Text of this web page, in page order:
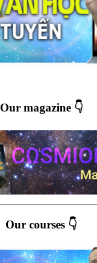
Our magazine 👇
Our courses 👇